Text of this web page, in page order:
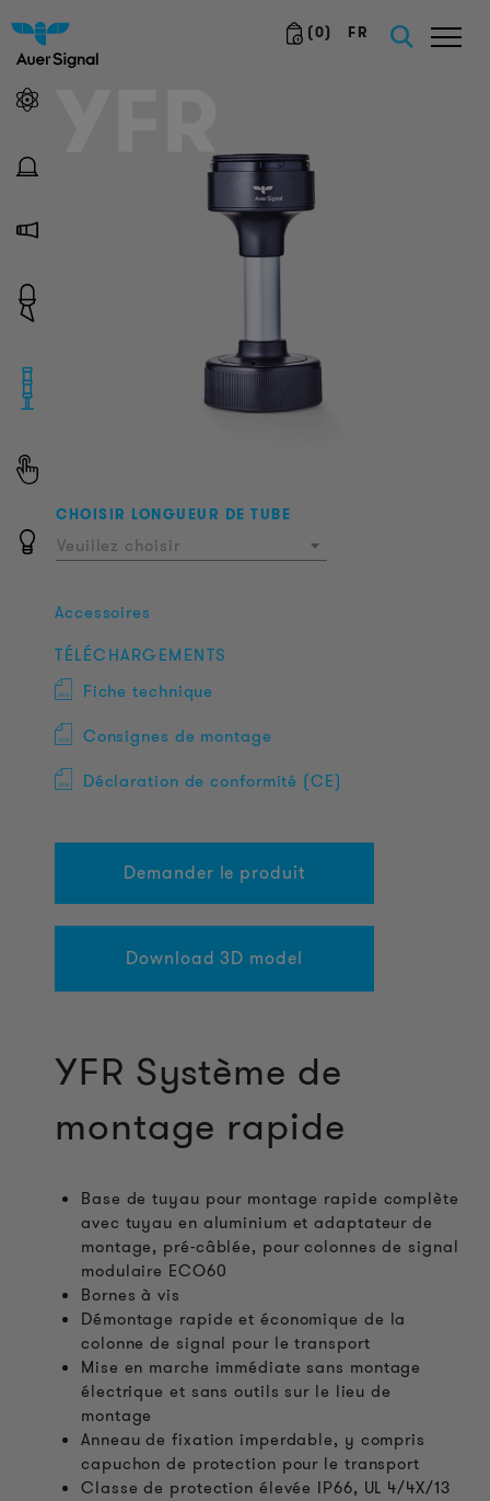
(0) FR
YFR
CHOISIR LONGUEUR DE TUBE
Veuillez choisir
Accessoires
TÉLÉCHARGEMENTS
Fiche technique
Consignes de montage
Déclaration de conformité (CE)
Demander le produit
Download 3D model
YFR Système de
montage rapide
Base de tuyau pour montage rapide complète
avec tuyau en aluminium et adaptateur de
montage, pré-câblée, pour colonnes de signal
modulaire ECO60
Bornes à vis
Démontage rapide et économique de la
colonne de signal pour le transport
Mise en marche immédiate sans montage
électrique et sans outils sur le lieu de
montage
Anneau de fixation imperdable, y compris
capuchon de protection pour le transport
Classe de protection élevée IP66, UL 4/4X/13